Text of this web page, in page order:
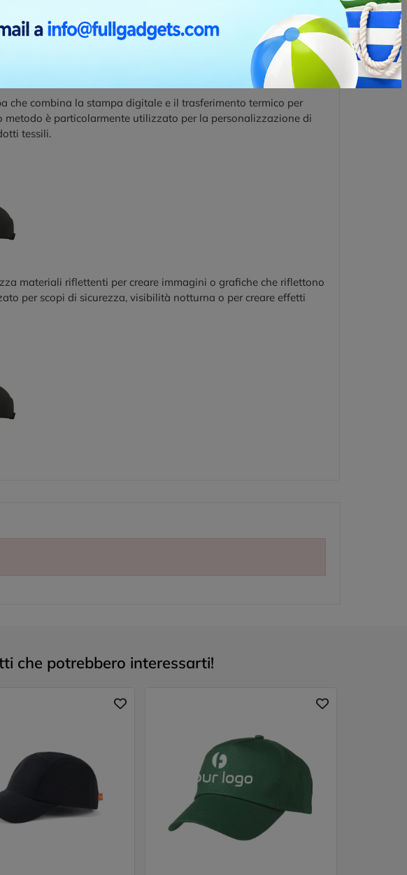
che combina la stampa digitale e il trasferimento termico per
è particolarmente utilizzato per la personalizzazione di
tessili.
materiali riflettenti per creare immagini o grafiche che riflettono
per scopi di sicurezza, visibilità notturna o per creare effetti
che potrebbero interessarti!